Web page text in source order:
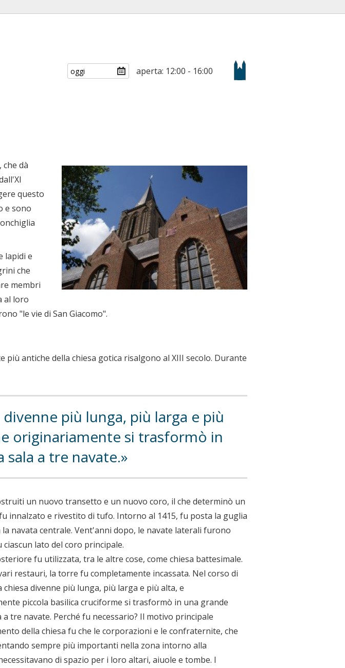
aperta: 12:00 - 16:00
dà
questo
e sono
lapidi e
che
membri
al loro
"le vie di San Giacomo".
più antiche della chiesa gotica risalgono al XIII secolo. Durante
più lunga, più larga e più
originariamente si trasformò in
sala a tre navate.
un nuovo transetto e un nuovo coro, il che determinò un
innalzato e rivestito di tufo. Intorno al 1415, fu posta la guglia
navata centrale. Vent'anni dopo, le navate laterali furono
lato del coro principale.
fu utilizzata, tra le altre cose, come chiesa battesimale.
restauri, la torre fu completamente incassata. Nel corso di
chiesa divenne più lunga, più larga e più alta, e
piccola basilica cruciforme si trasformò in una grande
a tre navate. Perché fu necessario? Il motivo principale
della chiesa fu che le corporazioni e le confraternite, che
sempre più importanti nella zona intorno alla
di spazio per i loro altari, aiuole e tombe. I